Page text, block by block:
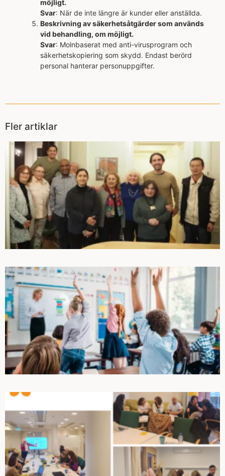
möjligt.
Svar: När de inte längre är kunder eller anställda.
Beskrivning av säkerhetsåtgärder som används
vid behandling, om möjligt.
Svar: Molnbaserat med anti-virusprogram och
säkerhetskopiering som skydd. Endast berörd
personal hanterar personuppgifter.
Fler artiklar